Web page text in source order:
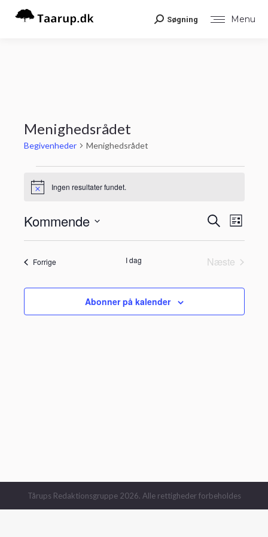
Menu
Search:
Søgning
Menighedsrådet
Begivenheder Menighedsrådet
Begivenheder
Notice Ingen resultater fundet.
Søg
efter
begivenheder
Liste
Kommende
Vælg
dato.
ForrigeBegivenheder I dag
Næste
Abonner på kalender
Tårups Redaktionsgruppe 2026. Alle rettigheder forbeholdes